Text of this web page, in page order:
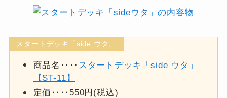
スタートデッキ「side ウタ」
商品名‥‥ スタートデッキ「side ウタ」
【ST-11】
定価‥‥550円(税込)